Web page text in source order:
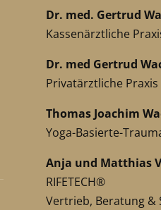
Dr. med. Gertrud
Kassenärztliche
Dr. med Gertrud
Privatärztliche Praxis
Thomas Joachim
Yoga-Basierte-
Anja und Matthias
RIFETECH®
Vertrieb, Beratung &